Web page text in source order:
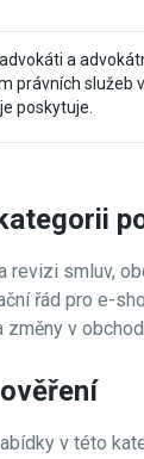
a
právních služeb
poskytuje.
revizi smluv,
řád pro e-
změny v
v této